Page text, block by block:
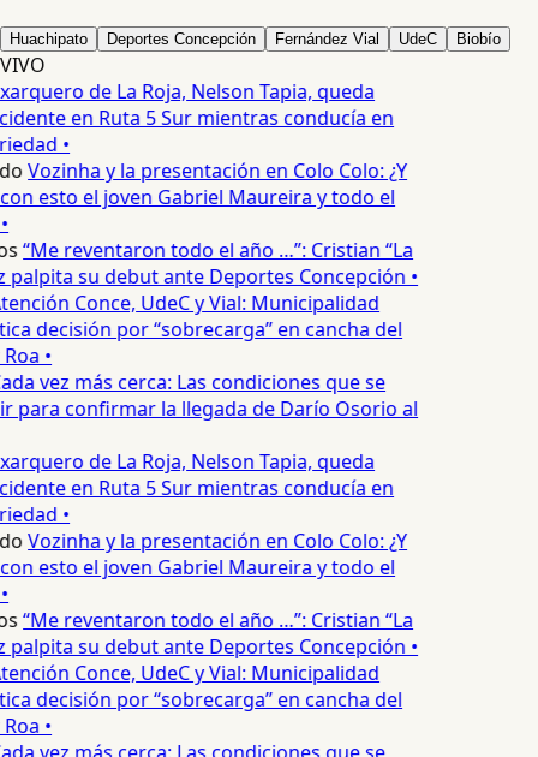
Huachipato Deportes Concepción Fernández Vial UdeC Biobío
VIVO
de La Roja, Nelson Tapia, queda
en Ruta 5 Sur mientras conducía en
•
Vozinha y la presentación en Colo Colo: ¿Y
esto el joven Gabriel Maureira y todo el
“Me reventaron todo el año …”: Cristian “La
palpita su debut ante Deportes Concepción •
Conce, UdeC y Vial: Municipalidad
decisión por “sobrecarga” en cancha del
•
vez más cerca: Las condiciones que se
para confirmar la llegada de Darío Osorio al
de La Roja, Nelson Tapia, queda
en Ruta 5 Sur mientras conducía en
•
Vozinha y la presentación en Colo Colo: ¿Y
esto el joven Gabriel Maureira y todo el
“Me reventaron todo el año …”: Cristian “La
palpita su debut ante Deportes Concepción •
Conce, UdeC y Vial: Municipalidad
decisión por “sobrecarga” en cancha del
•
vez más cerca: Las condiciones que se